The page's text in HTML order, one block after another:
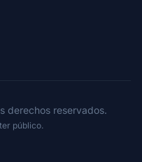
derechos reservados.
público.